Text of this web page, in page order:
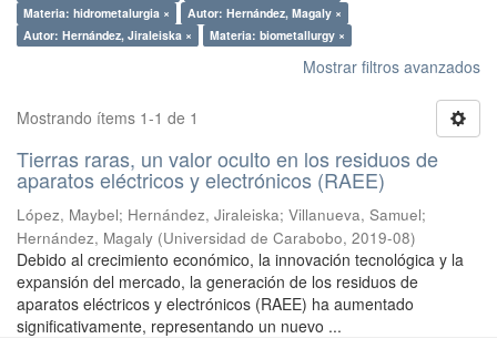
Materia: hidrometalurgia ×
Autor: Hernández, Magaly ×
Autor: Hernández, Jiraleiska ×
Materia: biometallurgy ×
Mostrar filtros avanzados
Mostrando ítems 1-1 de 1
Tierras raras, un valor oculto en los residuos de
aparatos eléctricos y electrónicos (RAEE)
López, Maybel; Hernández, Jiraleiska; Villanueva, Samuel;
Hernández, Magaly (Universidad de Carabobo, 2019-08)
Debido al crecimiento económico, la innovación tecnológica y la
expansión del mercado, la generación de los residuos de
aparatos eléctricos y electrónicos (RAEE) ha aumentado
significativamente, representando un nuevo ...